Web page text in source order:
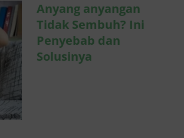
Anyang anyangan
Tidak Sembuh? Ini
Penyebab dan
Solusinya